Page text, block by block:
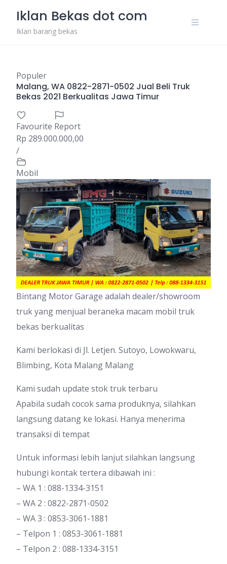
content
Iklan Bekas dot com
Iklan barang bekas
Populer
Malang, WA 0822-2871-0502 Jual Beli Truk
Bekas 2021 Berkualitas Jawa Timur
Favourite Report
Rp 289.000.000,00
/
Mobil
Bintang Motor Garage adalah dealer/showroom
truk yang menjual beraneka macam mobil truk
bekas berkualitas
Kami berlokasi di Jl. Letjen. Sutoyo, Lowokwaru,
Blimbing, Kota Malang Malang
Kami sudah update stok truk terbaru
Apabila sudah cocok sama produknya, silahkan
langsung datang ke lokasi. Hanya menerima
transaksi di tempat
Untuk informasi lebih lanjut silahkan langsung
hubungi kontak tertera dibawah ini :
– WA 1 : 088-1334-3151
– WA 2 : 0822-2871-0502
– WA 3 : 0853-3061-1881
– Telpon 1 : 0853-3061-1881
– Telpon 2 : 088-1334-3151